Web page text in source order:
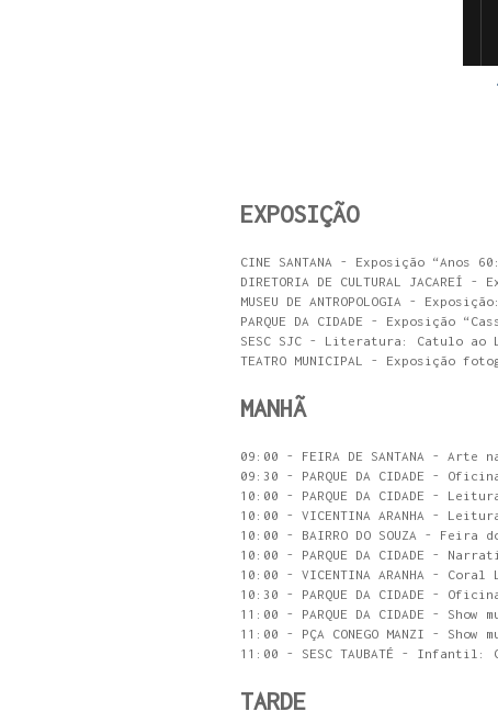
EXPOSIÇÃO
CINE SANTANA - Exposição “Anos
DIRETORIA DE CULTURAL
MUSEU DE ANTROPOLOGIA -
PARQUE DA CIDADE - Exposição
SESC SJC - Literatura: Catulo ao
TEATRO MUNICIPAL - Exposição
MANHÃ
09:00 - FEIRA DE SANTANA - Arte
09:30 - PARQUE DA CIDADE -
10:00 - PARQUE DA CIDADE -
10:00 - VICENTINA ARANHA -
10:00 - BAIRRO DO SOUZA - Feira
10:00 - PARQUE DA CIDADE -
10:00 - VICENTINA ARANHA -
10:30 - PARQUE DA CIDADE -
11:00 - PARQUE DA CIDADE -
11:00 - PÇA CONEGO MANZI -
11:00 - SESC TAUBATÉ - Infantil:
TARDE